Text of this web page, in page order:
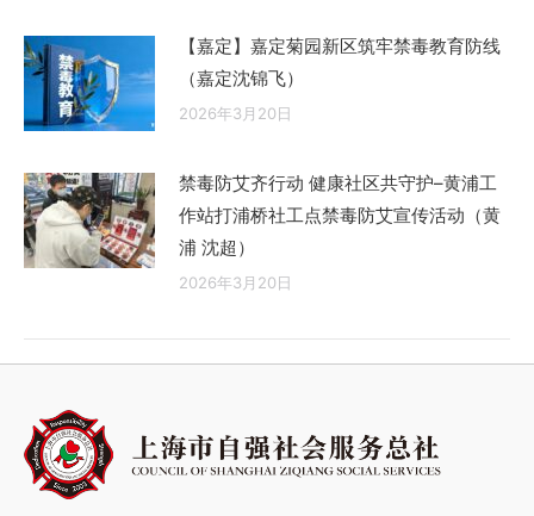
【嘉定】嘉定菊园新区筑牢禁毒教育防线
（嘉定沈锦飞）
2026年3月20日
禁毒防艾齐行动 健康社区共守护–黄浦工
作站打浦桥社工点禁毒防艾宣传活动（黄
浦 沈超）
2026年3月20日